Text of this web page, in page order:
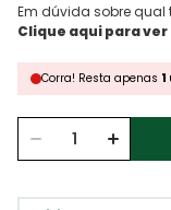
Em dúvida sobre
Corra! Resta apenas 1